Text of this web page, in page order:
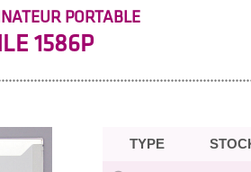
PORTABLE
1586P
TYPE